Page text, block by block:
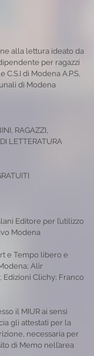
alla lettura ideato da
per ragazzi
di Modena A.P.S,
di Modena
RAGAZZI,
LETTERATURA
Editore per l’utilizzo
Modena
e Tempo libero e
Alir
Clichy; Franco
il MIUR ai sensi
gli attestati per la
necessaria per
di Memo nell’area